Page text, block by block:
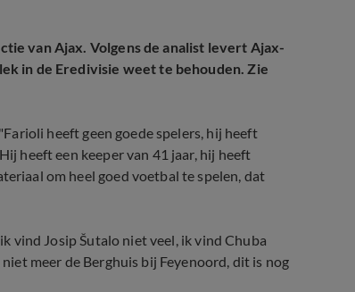
van Ajax. Volgens de analist levert Ajax-
in de Eredivisie weet te behouden. Zie
heeft geen goede spelers, hij heeft
heeft een keeper van 41 jaar, hij heeft
om heel goed voetbal te spelen, dat
vind Josip Šutalo niet veel, ik vind Chuba
meer de Berghuis bij Feyenoord, dit is nog